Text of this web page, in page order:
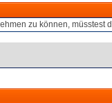
zu können, müsstest